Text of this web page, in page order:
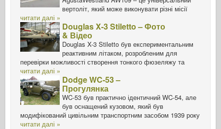
вертоліт, який може виконувати різні місії
читати далі »
Douglas X-3 Stiletto – Фото
& Відео
Douglas X-3 Stiletto був експериментальним
реактивним літаком, розробленим для
перевірки можливості створення тонкого фюзеляжу та
читати далі »
Dodge WC-53 –
Прогулянка
WC-53 був практично ідентичний WC-54, але
був оснащений кузовом, який був
модифікований цивільним транспортним засобом 1939 року
читати далі »